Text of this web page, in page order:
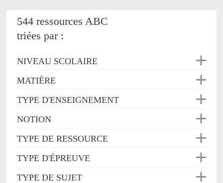
544 ressources ABC
triées par :
NIVEAU SCOLAIRE
MATIÈRE
TYPE D'ENSEIGNEMENT
NOTION
TYPE DE RESSOURCE
TYPE D'ÉPREUVE
TYPE DE SUJET